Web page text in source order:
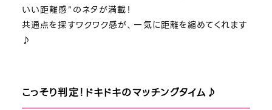
いい距離感”のネタが満載！
共通点を探すワクワク感が、一気に距離を縮めてくれます
♪
こっそり判定！ドキドキのマッチングタイム♪